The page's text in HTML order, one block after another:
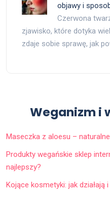
objawy i
Czerwona
zjawisko, które dotyka
zdaje sobie sprawę, jak
Weganizm i
Maseczka z aloesu –
Produkty wegańskie sklep
najlepszy?
Kojące kosmetyki: jak działają